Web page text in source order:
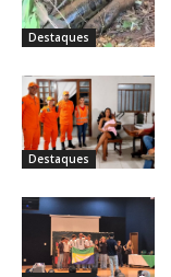
Destaques
Destaques